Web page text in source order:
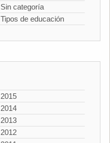
Sin categoría
Tipos de educación
2015
2014
2013
2012